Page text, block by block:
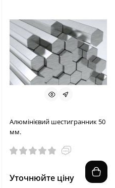
Алюмінієвий шестигранник 50
мм.
Уточнюйте ціну